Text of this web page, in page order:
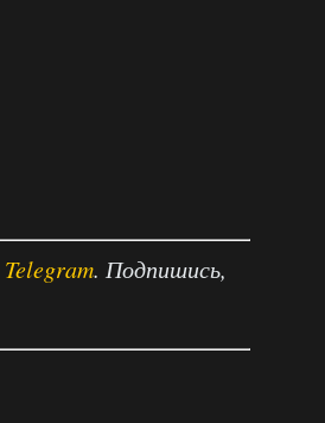
Telegram. Подпишись,